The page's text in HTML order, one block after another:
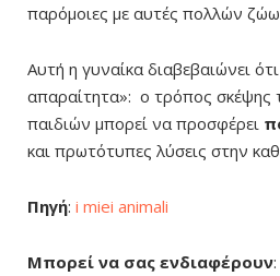
παρόμοιες με αυτές πολλών
Αυτή η γυναίκα διαβεβαιώνει
απαραίτητα»: ο τρόπος σκέψης
παιδιών μπορεί να προσφέρει
και πρωτότυπες λύσεις στην
Πηγή: i miei animali
Μπορεί να σας ενδιαφέρουν: